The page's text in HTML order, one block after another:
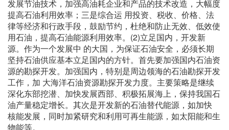
发展节油技术，加强高油耗企业和产品的技术改造，大幅度
提高石油利用效率；三是综合运 用投资、税收、价格、法
律等经济和行政手段，鼓励节约，杜绝和防止无效、低效使
用石油，提高石油能源利用效率。(2)立足国内，开发新
源。作为一个发展中 的大国，为保证石油安全，必须长期
坚持石油供应基本立足国内的方针。首先要加强国内石油资
源的勘探开发。加强国内，特别是周边领海的石油勘探开发
工作，加 大海洋石油资源勘探开发力度。主要策略是继续
深化东部挖潜、加快发展西部、积极拓展海上，保持我国石
油产量稳定增长。其次是开发新的石油替代能源，如加快
核能发展，同时加紧研究和利用可再生能源，如太阳能和生
物能等。